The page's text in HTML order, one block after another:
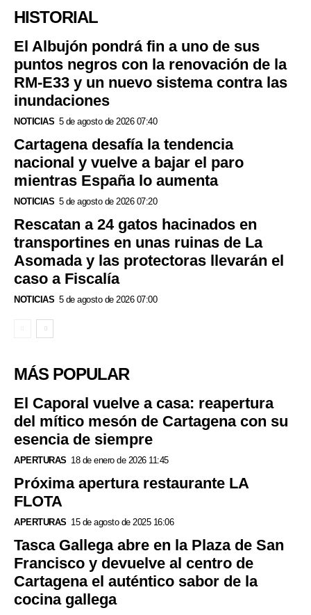
HISTORIAL
El Albujón pondrá fin a uno de sus
puntos negros con la renovación de la
RM-E33 y un nuevo sistema contra las
inundaciones
NOTICIAS 5 de agosto de 2026 07:40
Cartagena desafía la tendencia
nacional y vuelve a bajar el paro
mientras España lo aumenta
NOTICIAS 5 de agosto de 2026 07:20
Rescatan a 24 gatos hacinados en
transportines en unas ruinas de La
Asomada y las protectoras llevarán el
caso a Fiscalía
NOTICIAS 5 de agosto de 2026 07:00
MÁS POPULAR
El Caporal vuelve a casa: reapertura
del mítico mesón de Cartagena con su
esencia de siempre
APERTURAS 18 de enero de 2026 11:45
Próxima apertura restaurante LA
FLOTA
APERTURAS 15 de agosto de 2025 16:06
Tasca Gallega abre en la Plaza de San
Francisco y devuelve al centro de
Cartagena el auténtico sabor de la
cocina gallega